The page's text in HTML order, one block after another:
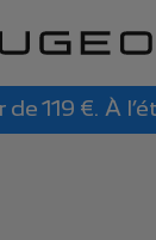
119 €. À